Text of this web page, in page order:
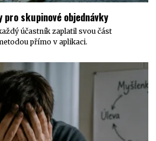
skupinové objednávky
účastník zaplatil svou část
přímo v aplikaci.